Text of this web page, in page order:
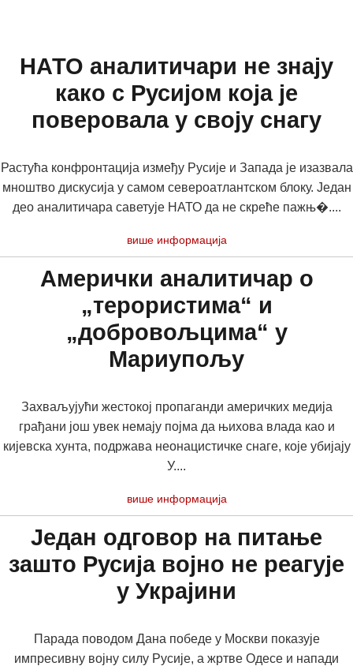
НАТО аналитичари не знају
како с Русијом која је
поверовала у своју снагу
Растућа конфронтација између Русије и Запада је изазвала
мноштво дискусија у самом североатлантском блоку. Један
део аналитичара саветује НАТО да не скреће пажњ�....
више информација
Амерички аналитичар о
„терористима“ и
„добровољцима“ у
Мариупољу
Захваљујући жестокој пропаганди америчких медија
грађани још увек немају појма да њихова влада као и
кијевска хунта, подржава неонацистичке снаге, које убијају
У....
више информација
Један одговор на питање
зашто Русија војно не реагује
у Украјини
Парада поводом Дана победе у Москви показује
импресивну војну силу Русије, а жртве Одесе и напади